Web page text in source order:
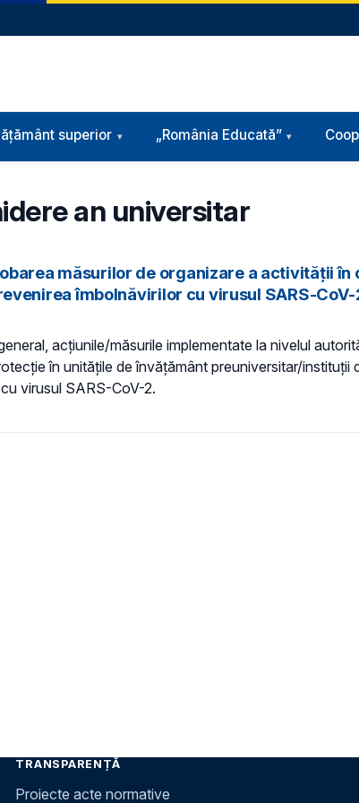
superior „România Educată”
an universitar
măsurilor de organizare a activităţii
îmbolnăvirilor cu virusul SARS-CoV-
acţiunile/măsurile implementate la nivelul
în unitățile de învățământ preuniversitar/instituții
virusul SARS-CoV-2.
TRANSPARENȚĂ
Proiecte acte normative